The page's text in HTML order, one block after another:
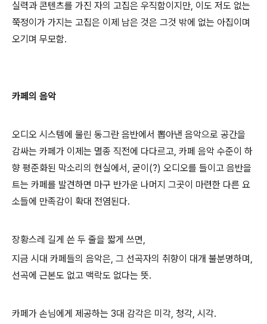
실력과 콘텐츠를 가진 자의 고집은 우직함이지만, 이도 저도 없는
쭉정이가 가지는 고집은 이제 남은 것은 그것 밖에 없는 아집이며
오기며 무모함.
카페의 음악
오디오 시스템에 물린 동그란 음반에서 뽑아낸 음악으로 공간을
감싸는 카페가 이제는 멸종 직전에 다다르고, 카페 음악 수준이 하
향 평준화된 막소리의 현실에서, 굳이(?) 오디오를 들이고 음반을
트는 카페를 발견하면 마구 반가운 나머지 그곳이 마련한 다른 요
소들에 만족감이 확대 전염된다.
장황스레 길게 쓴 두 줄을 짧게 쓰면,
지금 시대 카페들의 음악은, 그 선곡자의 취향이 대개 불분명하며,
선곡에 근본도 없고 맥락도 없다는 뜻.
카페가 손님에게 제공하는 3대 감각은 미각, 청각, 시각.